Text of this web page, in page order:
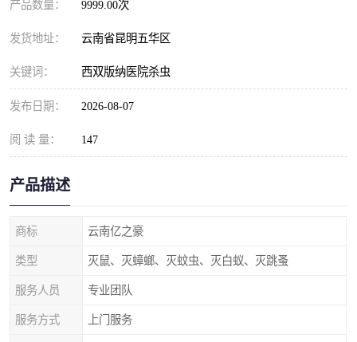
产品数量： 9999.00次
发货地址： 云南省昆明五华区
关键词： 西双版纳医院杀虫
发布日期： 2026-08-07
阅 读 量： 147
产品描述
商标 云南亿之豪
类型 灭鼠、灭蟑螂、灭蚊虫、灭白蚁、灭跳蚤
服务人员 专业团队
服务方式 上门服务